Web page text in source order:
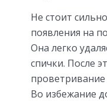
Не стоит
появления на
Она легко
спички. После
Во избежание